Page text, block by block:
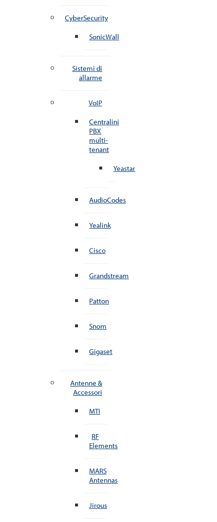
CyberSecurity
SonicWall
Sistemi di
allarme
VoIP
Centralini
PBX
multi-
tenant
Yeastar
AudioCodes
Yealink
Cisco
Grandstream
Patton
Snom
Gigaset
Antenne &
Accessori
MTI
RF
Elements
MARS
Antennas
Jirous